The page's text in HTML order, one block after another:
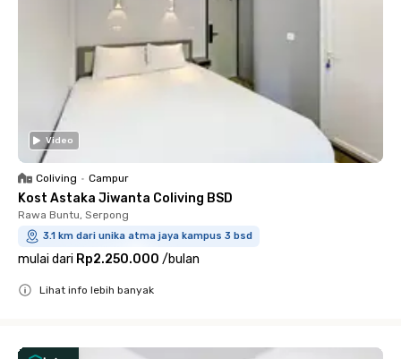
Video
Coliving • Campur
Kost Astaka Jiwanta Coliving BSD
Rawa Buntu, Serpong
3.1 km dari unika atma jaya kampus 3 bsd
mulai dari Rp2.250.000 /bulan
Lihat info lebih banyak